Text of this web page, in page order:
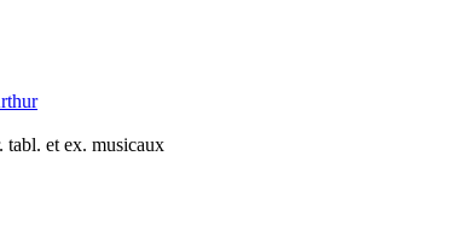
et ex. musicaux